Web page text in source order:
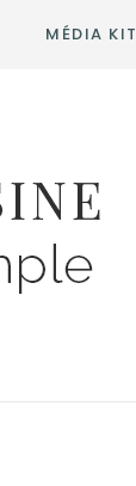
MÉDIA KIT